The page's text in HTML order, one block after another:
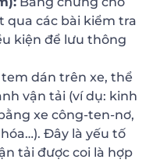
qua các bài kiểm tra
kiện để lưu thông
tem dán trên xe, thể
vận tải (ví dụ: kinh
xe công-ten-nơ,
Đây là yếu tố
tải được coi là hợp